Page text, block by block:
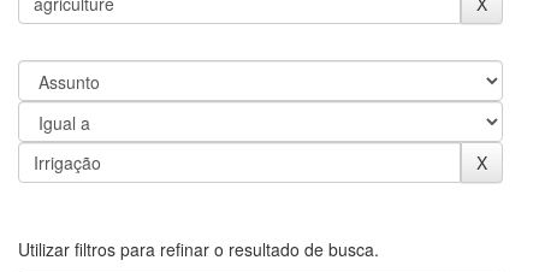
Utilizar filtros para refinar o resultado de busca.